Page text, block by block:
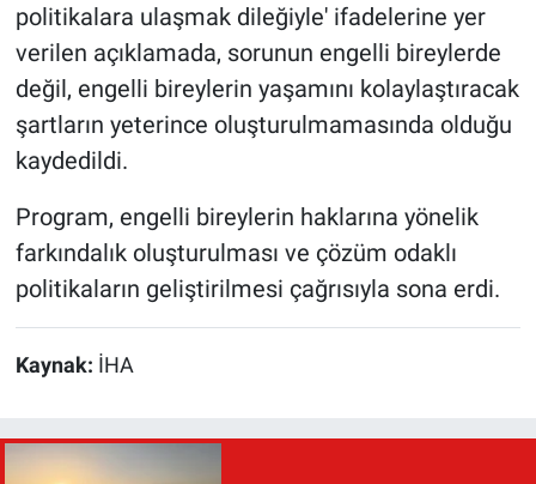
politikalara ulaşmak dileğiyle' ifadelerine yer
verilen açıklamada, sorunun engelli bireylerde
değil, engelli bireylerin yaşamını kolaylaştıracak
şartların yeterince oluşturulmamasında olduğu
kaydedildi.
Program, engelli bireylerin haklarına yönelik
farkındalık oluşturulması ve çözüm odaklı
politikaların geliştirilmesi çağrısıyla sona erdi.
Kaynak: İHA